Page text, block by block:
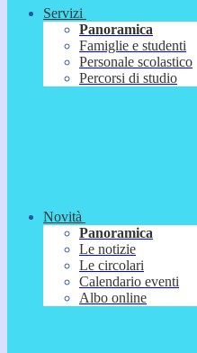
Servizi
Panoramica
Famiglie e studenti
Personale scolastico
Percorsi di studio
Novità
Panoramica
Le notizie
Le circolari
Calendario eventi
Albo online